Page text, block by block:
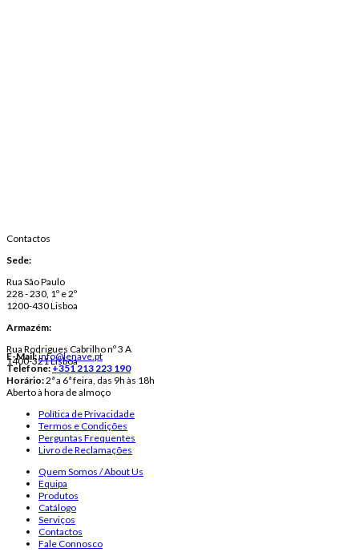
Contactos
Sede:
Rua São Paulo
228 - 230, 1º e 2º
1200-430 Lisboa
Armazém:
Rua Rodrigues Cabrilho nº 3 A
1400-321 Lisboa
E-Mail:info@lenave.pt
Telefone:+351 213 223 190
Horário:2ª a 6ª feira, das 9h às 18h
Aberto à hora de almoço
Política de Privacidade
Termos e Condições
Perguntas Frequentes
Livro de Reclamações
Quem Somos / About Us
Equipa
Produtos
Catálogo
Serviços
Contactos
Fale Connosco